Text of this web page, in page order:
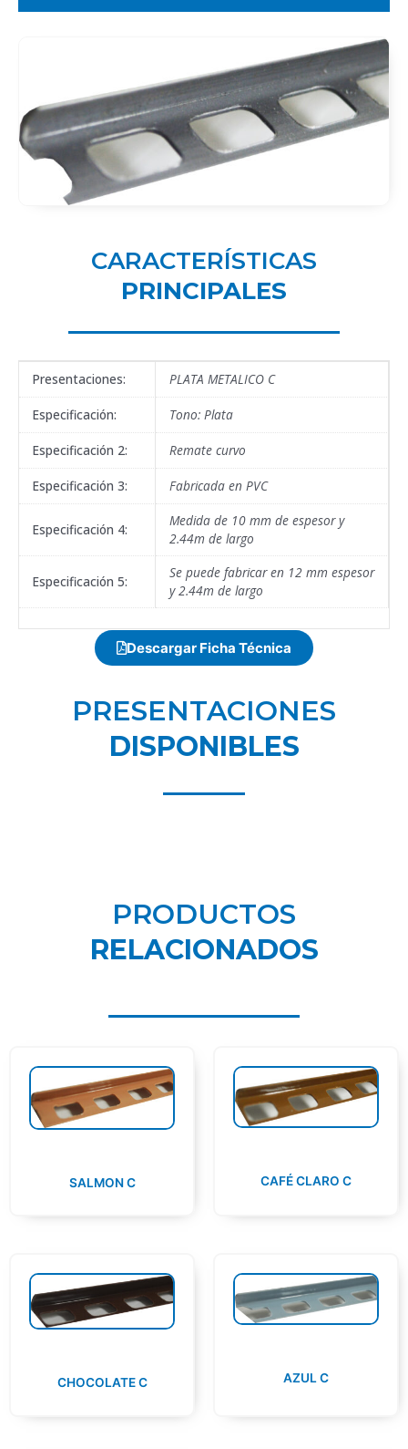
CARACTERÍSTICAS
PRINCIPALES
Presentaciones: PLATA METALICO C
Especificación: Tono: Plata
Especificación 2: Remate curvo
Especificación 3: Fabricada en PVC
Especificación 4:
Medida de 10 mm de espesor y
2.44m de largo
Especificación 5:
Se puede fabricar en 12 mm espesor
y 2.44m de largo
Descargar Ficha Técnica
PRESENTACIONES
DISPONIBLES
PRODUCTOS
RELACIONADOS
SALMON C CAFÉ CLARO C
CHOCOLATE C AZUL C